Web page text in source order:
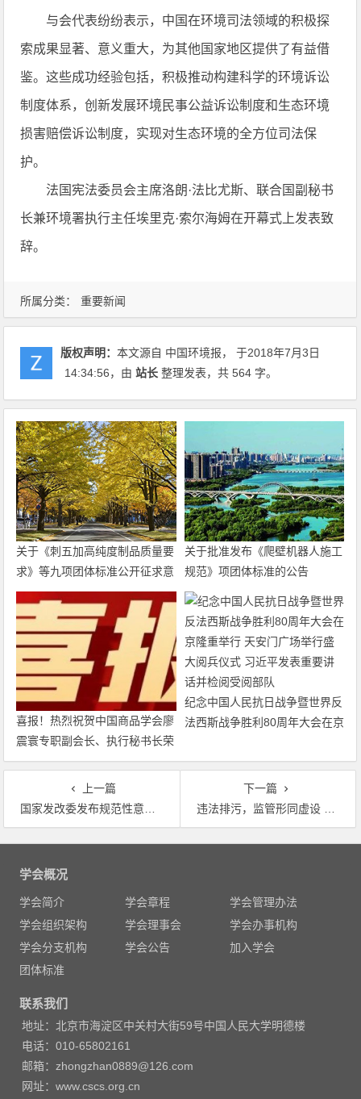
所属分类： 重要新闻
与会代表纷纷表示，中国在环境司法领域的积极探
索成果显著、意义重大，为其他国家地区提供了有益借
鉴。这些成功经验包括，积极推动构建科学的环境诉讼
制度体系，创新发展环境民事公益诉讼制度和生态环境
损害赔偿诉讼制度，实现对生态环境的全方位司法保
护。
法国宪法委员会主席洛朗·法比尤斯、联合国副秘书
长兼环境署执行主任埃里克·索尔海姆在开幕式上发表致
辞。
版权声明：本文源自 中国环境报， 于2018年7月3日
14:34:56，由站长 整理发表，共 564 字。
关于《刺五加高纯度制品质量要
求》等九项团体标准公开征求意
见的通知
关于批准发布《爬壁机器人施工
规范》项团体标准的公告
喜报！热烈祝贺中国商品学会廖
震寰专职副会长、执行秘书长荣
获农工党中央表彰
纪念中国人民抗日战争暨世界反
法西斯战争胜利80周年大会在京
阅兵仪式 习近平发表重要讲话
并检阅受阅部队
上一篇
国家发改委发布规范性意见，定任务书列时间表 以价格改革促进绿色发展
下一篇
违法排污，监管形同虚设 限期关停，承诺一纸空文 镇江茂源化工为何“搬”不动？
文
学会概况
学会简介 学会章程
学会管理办法
学会组织架构
学会理事会
学会办事机构
学会分支机构
学会公告
加入学会
团体标准
联系我们
地址：北京市海淀区中关村大街59号中国人民大学明德楼
电话：010-65802161
邮箱：zhongzhan0889@126.com
网址：www.cscs.org.cn